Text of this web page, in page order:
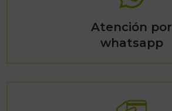
Atención por
whatsapp